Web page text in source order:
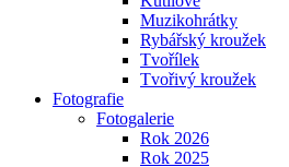
Muzikohrátky
Rybářský kroužek
Tvořílek
Tvořivý kroužek
Fotografie
Fotogalerie
Rok 2026
Rok 2025